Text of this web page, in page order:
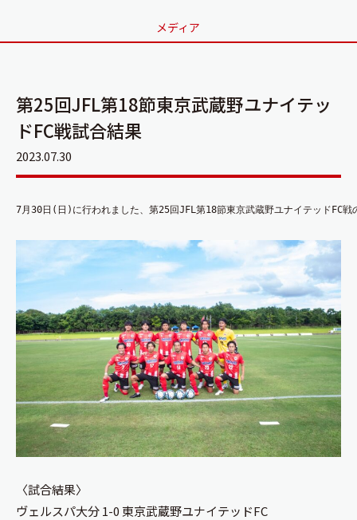
メディア
第25回JFL第18節東京武蔵野ユナイテッ
ドFC戦試合結果
2023.07.30
7月30日(日)に行われました、第25回JFL第18節東京武蔵野ユナイテッドFC戦
〈試合結果〉
ヴェルスパ大分 1-0 東京武蔵野ユナイテッドFC